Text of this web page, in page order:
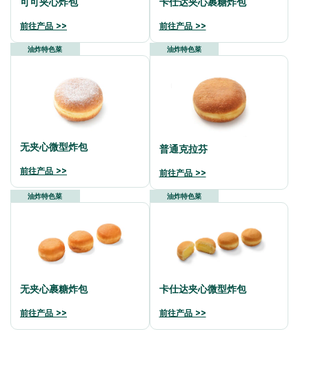
可可夹心炸包
前往产品 >>
卡仕达夹心裹糖炸包
前往产品 >>
油炸特色菜
无夹心微型炸包
前往产品 >>
油炸特色菜
普通克拉芬
前往产品 >>
油炸特色菜
无夹心裹糖炸包
前往产品 >>
油炸特色菜
卡仕达夹心微型炸包
前往产品 >>